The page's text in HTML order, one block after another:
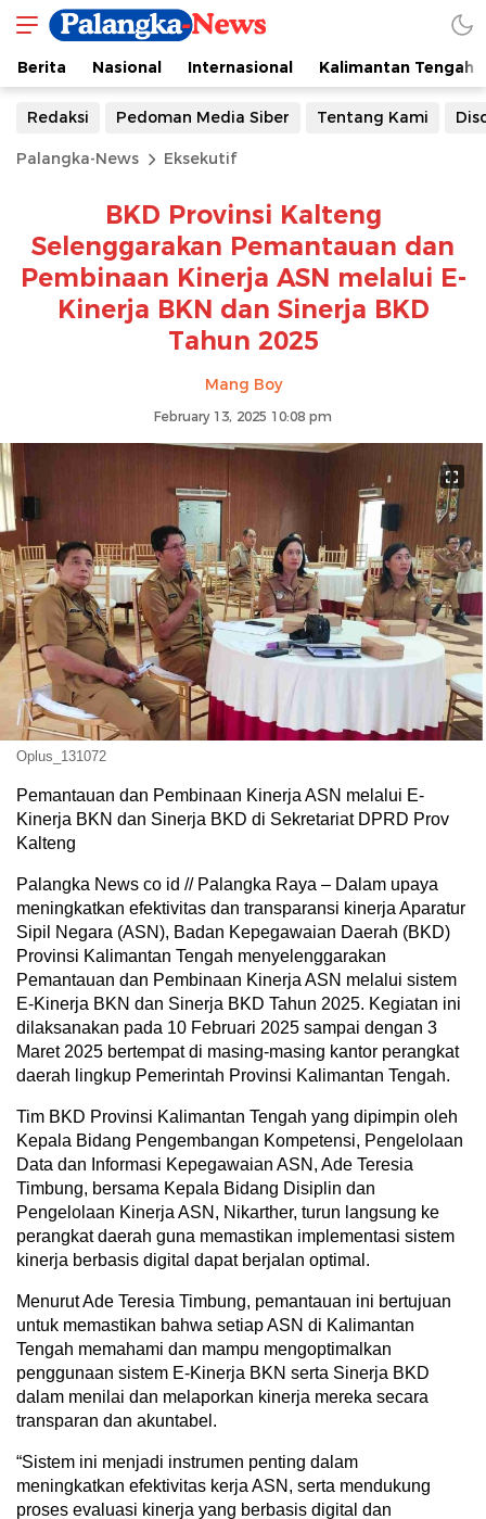
Berita Nasional Internasional Kalimantan Tengah
Redaksi Pedoman Media Siber Tentang Kami
Palangka-News Eksekutif
BKD Provinsi Kalteng
Selenggarakan Pemantauan dan
Pembinaan Kinerja ASN melalui E-
Kinerja BKN dan Sinerja BKD
Tahun 2025
Mang Boy
February 13, 2025 10:08 pm
Oplus_131072
Pemantauan dan Pembinaan Kinerja ASN melalui E-
Kinerja BKN dan Sinerja BKD di Sekretariat DPRD Prov
Kalteng
Palangka News co id // Palangka Raya – Dalam upaya
meningkatkan efektivitas dan transparansi kinerja Aparatur
Sipil Negara (ASN), Badan Kepegawaian Daerah (BKD)
Provinsi Kalimantan Tengah menyelenggarakan
Pemantauan dan Pembinaan Kinerja ASN melalui sistem
E-Kinerja BKN dan Sinerja BKD Tahun 2025. Kegiatan ini
dilaksanakan pada 10 Februari 2025 sampai dengan 3
Maret 2025 bertempat di masing-masing kantor perangkat
daerah lingkup Pemerintah Provinsi Kalimantan Tengah.
Tim BKD Provinsi Kalimantan Tengah yang dipimpin oleh
Kepala Bidang Pengembangan Kompetensi, Pengelolaan
Data dan Informasi Kepegawaian ASN, Ade Teresia
Timbung, bersama Kepala Bidang Disiplin dan
Pengelolaan Kinerja ASN, Nikarther, turun langsung ke
perangkat daerah guna memastikan implementasi sistem
kinerja berbasis digital dapat berjalan optimal.
Menurut Ade Teresia Timbung, pemantauan ini bertujuan
untuk memastikan bahwa setiap ASN di Kalimantan
Tengah memahami dan mampu mengoptimalkan
penggunaan sistem E-Kinerja BKN serta Sinerja BKD
dalam menilai dan melaporkan kinerja mereka secara
transparan dan akuntabel.
“Sistem ini menjadi instrumen penting dalam
meningkatkan efektivitas kerja ASN, serta mendukung
proses evaluasi kinerja yang berbasis digital dan